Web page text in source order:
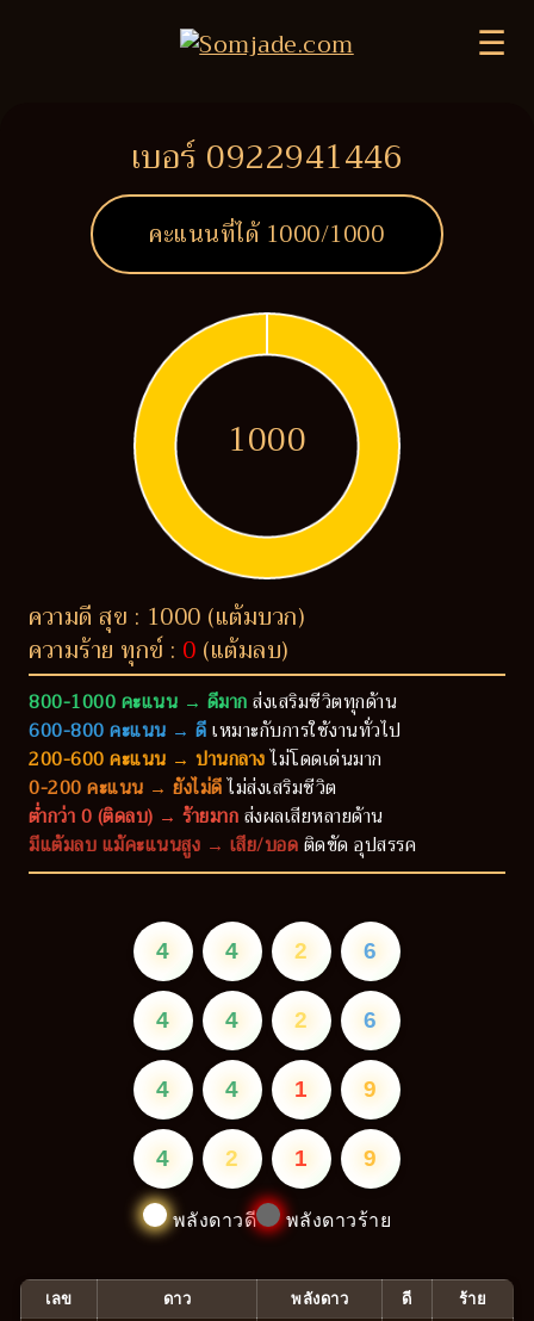
☰
เบอร์ 0922941446
คะแนนที่ได้ 1000/1000
1000
ความดี สุข : 1000 (แต้มบวก)
ความร้าย ทุกข์ : 0 (แต้มลบ)
800-1000 คะแนน → ดีมากส่งเสริมชีวิตทุกด้าน
600-800 คะแนน → ดีเหมาะกับการใช้งานทั่วไป
200-600 คะแนน → ปานกลางไม่โดดเด่นมาก
0-200 คะแนน → ยังไม่ดีไม่ส่งเสริมชีวิต
ต่ำกว่า 0 (ติดลบ) → ร้ายมากส่งผลเสียหลายด้าน
มีแต้มลบ แม้คะแนนสูง → เสีย/บอดติดขัด อุปสรรค
4 4 2 6
4 4 2 6
4 4 1 9
4 2 1 9
พลังดาวดี พลังดาวร้าย
เลข ดาว พลังดาว ดี ร้าย